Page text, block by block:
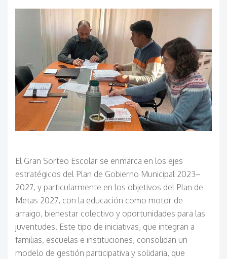
El Gran Sorteo Escolar se enmarca en los ejes
estratégicos del Plan de Gobierno Municipal 2023–
2027, y particularmente en los objetivos del Plan de
Metas 2027, con la educación como motor de
arraigo, bienestar colectivo y oportunidades para las
juventudes. Este tipo de iniciativas, que integran a
familias, escuelas e instituciones, consolidan un
modelo de gestión participativa y solidaria, que